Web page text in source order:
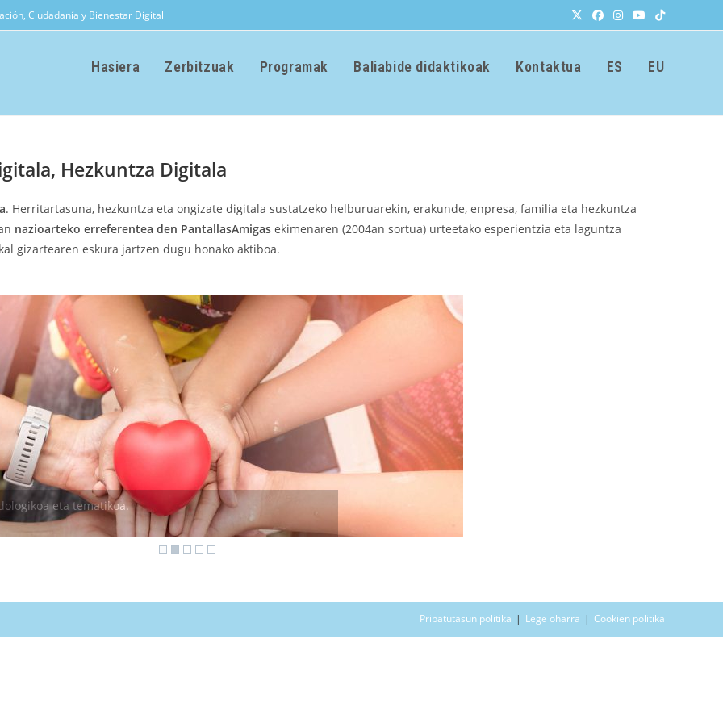
Ciudadanía y Bienestar Digital
Hasiera Zerbitzuak Programak Baliabide didaktikoak Kontaktua ES EU
Hezkuntza Digitala
. Herritartasuna, hezkuntza eta ongizate digitala sustatzeko helburuarekin, erakunde, enpresa, familia eta hezkuntza
nazioarteko erreferentea den PantallasAmigas ekimenaren (2004an sortua) urteetako esperientzia eta laguntza
gizartearen eskura jartzen dugu honako aktiboa.
eta tematikoa.
Pribatutasun politika Lege oharra Cookien politika